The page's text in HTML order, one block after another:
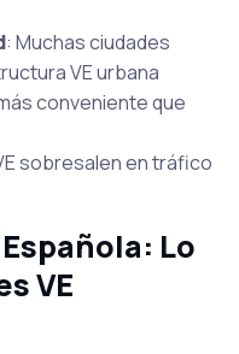
: Muchas ciudades
VE urbana
conveniente que
sobresalen en tráfico
Lo
VE